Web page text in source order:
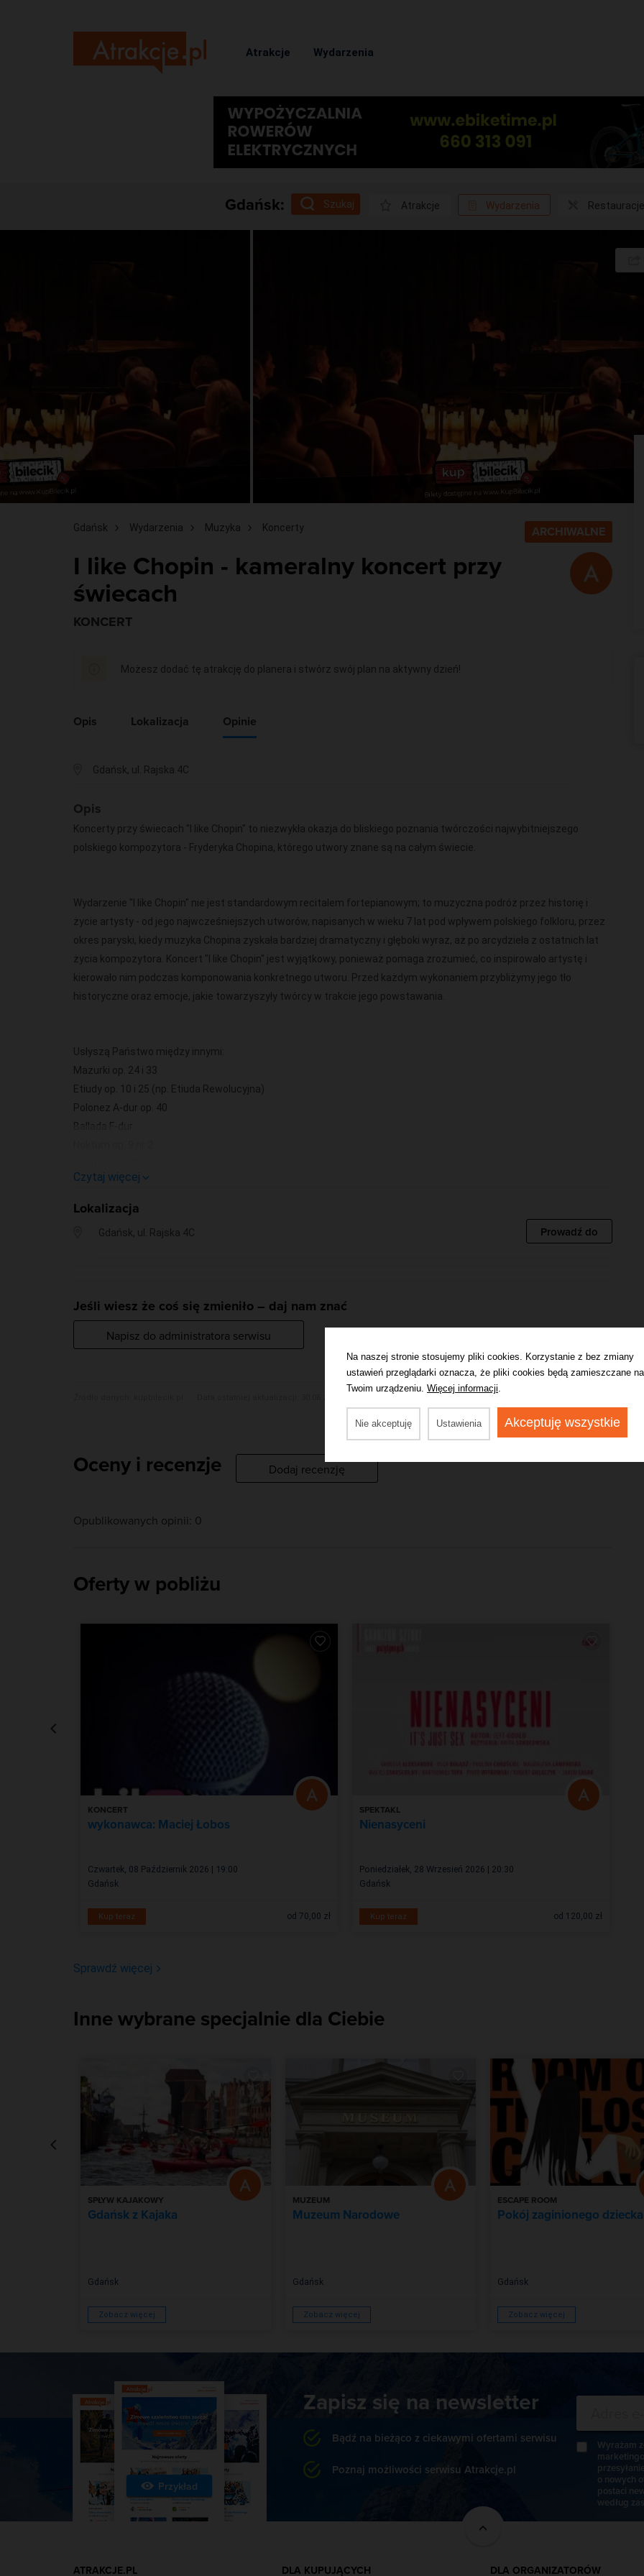
Atrakcje Wydarzenia
Gdańsk: Szukaj Atrakcje Wydarzenia Restauracje
ARCHIWALNE
Gdańsk Wydarzenia Muzyka Koncerty
I like Chopin - kameralny koncert przy
świecach
KONCERT
Możesz dodać tę atrakcję do planera i stwórz swój plan na aktywny dzień!
Opis Lokalizacja Opinie
Gdańsk, ul. Rajska 4C
Opis
Koncerty przy świecach "I like Chopin" to niezwykła okazja do bliskiego poznania twórczości najwybitniejszego
polskiego kompozytora - Fryderyka Chopina, którego utwory znane są na całym świecie.
Wydarzenie "I like Chopin" nie jest standardowym recitalem fortepianowym; to muzyczna podróż przez historię i
życie artysty - od jego najwcześniejszych utworów, napisanych w wieku 7 lat pod wpływem polskiego folkloru, przez
okres paryski, kiedy muzyka Chopina zyskała bardziej dramatyczny i głęboki wyraz, aż po arcydzieła z ostatnich lat
życia kompozytora. Koncert "I like Chopin" jest wyjątkowy, ponieważ pomaga zrozumieć, co inspirowało artystę i
kierowało nim podczas komponowania konkretnego utworu. Przed każdym wykonaniem przybliżymy jego tło
historyczne oraz emocje, jakie towarzyszyły twórcy w trakcie jego powstawania.
Usłyszą Państwo między innymi:
Mazurki op. 24 i 33
Etiudy op. 10 i 25 (np. Etiuda Rewolucyjna)
Polonez A-dur op. 40
Ballada F-dur
Sonata nr 2 (Marsz żałobny)
Wykonamy również utwory innych światowej klasy kompozytorów, takich jak R. Schumann (Niemcy), L. van
Bilety do nabycia na: KupBilecik.pl
Czytaj więcej
Lokalizacja
Gdańsk, ul. Rajska 4C Prowadź do
Jeśli wiesz że coś się zmieniło – daj nam znać
Napisz do administratora serwisu
Oceny i recenzje Dodaj recenzję
Opublikowanych opinii: 0
Oferty w pobliżu
KONCERT
wykonawca: Maciej Łobos
Czwartek, 08 Październik 2026 | 19:00
Gdańsk
Kup teraz od 70,00 zł
SPEKTAKL
Nienasyceni
Poniedziałek, 28 Wrzesień 2026 | 20:30
Gdańsk
Kup teraz od 120,00 zł
Sprawdź więcej
Inne wybrane specjalnie dla Ciebie
SPŁYW KAJAKOWY
Gdańsk z Kajaka
Gdańsk
Zobacz więcej
MUZEUM
Muzeum Narodowe
Gdańsk
Zobacz więcej
ESCAPE ROOM
Pokój zaginionego dziecka
Gdańsk
Zobacz więcej
Przykład
Zapisz się na newsletter
Bądź na bieżąco z ciekawymi ofertami serwisu
Poznaj możliwości serwisu Atrakcje.pl
Wyrażam
o nowych
postaci
według
ATRAKCJE.PL DLA KUPUJĄCYCH DLA ORGANIZATORÓW
Na naszej stronie stosujemy pliki cookies. Korzystanie z bez zmiany
ustawień przeglądarki oznacza, że pliki cookies będą zamieszczane na
Twoim urządzeniu. Więcej informacji
Nie akceptuję Ustawienia Akceptuję wszystkie